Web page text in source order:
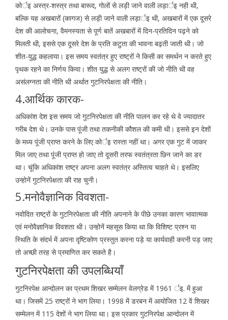
कोर्इ अस्त्र-शस्त्र तथा बारूद, गोलों से लड़ी जाने वाली लड़ार्इ नही थी,
बल्कि यह अखबारों (कागज) से लड़ी जाने वाली लड़ार्इ थी, अखबारों में एक दूसरे
देश की आलोचना, वैमनस्यता से पूर्ण बातें अखबारों में दिन-प्रतिदिन पढ़ने को
मिलती थी, इससे एक दूसरे देश के प्रति कटुता की भावना बढ़ती जाती थी। जो
शीत-युद्ध कहलाया। इस समय स्वतंत्र हुए राष्ट्रों ने किसी का समर्थन न करते हुए
पृथक रहने का निर्णय किया। शीत युद्ध से अलग राष्ट्रों की जो नीति थी वह
असंलग्नता की नीति थी अर्थात गुटनिरपेक्षता की नीति।
4.आर्थिक कारक-
अधिकांश देश इस समय जो गुटनिरपेक्षता की नीति पालन कर रहे थे वे ज्यादातर
गरीब देश थे। उनके पास पूंजी तथा तकनीकी कौशल की कमी थी। इससे इन देशों
के मध्य पूंजी प्राप्त करने के लिए कोर्इ रास्ता नहीं था। अगर एक गुट में जाकर
मिल जाए तथा पूंजी प्राप्त हो जाए तो दूसरी तरफ स्वतंत्रता छिन जाने का डर
था। चूंकि अधिकांश राष्ट्र अपना अलग स्वतंत्र अस्तित्व चाहते थे। इसलिए
उन्होनें गुटनिरपेक्षता की राह चुनी।
5.मनोवैज्ञानिक विवशता-
नवोदित राष्ट्रों के गुटनिरपेक्षता की नीति अपनाने के पीछे उनका कारण भावात्मक
एवं मनोवैज्ञानिक विवशता थी। उन्होनें महसूस किया था कि विशिष्ट प्रश्न या
स्थिति के संदर्भ में अपना दृष्टिकोण प्रस्तुत करना पड़े या कार्यवाही करनी पड़ जाए
तो अच्छी तरह से प्रमाणित कर सकते है।
गुटनिरपेक्षता की उपलब्धियाँ
गुटनिरपेक्ष आन्दोलन का प्रथम शिखर सम्मेलन वेलग्रेड में 1961 र्इ. में हुआ
था। जिसमें 25 राष्ट्रों ने भाग लिया। 1998 में डरबन में आयोजित 12 वें शिखर
सम्मेलन में 115 देशों ने भाग लिया था। इस प्रकार गुटनिरपेक्ष आन्दोलन में